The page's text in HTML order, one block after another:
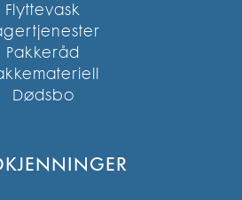
Flyttevask
Pakkeråd
Dødsbo